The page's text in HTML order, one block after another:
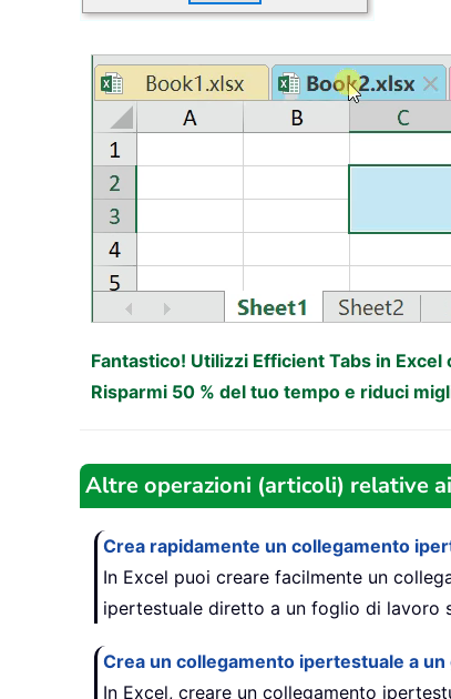
Fantastico! Utilizzi Efficient Tabs in
Risparmi 50 % del tuo tempo e riduci
Altre operazioni (articoli) relative
Crea rapidamente un collegamento
In Excel puoi creare facilmente un
ipertestuale diretto a un foglio di lavoro
Crea un collegamento ipertestuale a un
In Excel, creare un collegamento